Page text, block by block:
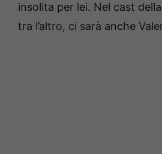
insolita per lei. Nel cast
tra l’altro, ci sarà anche